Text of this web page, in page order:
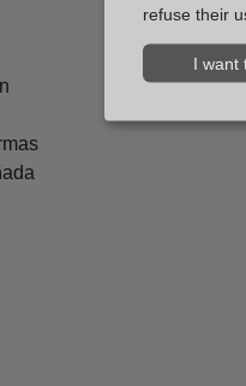
refuse their
I want